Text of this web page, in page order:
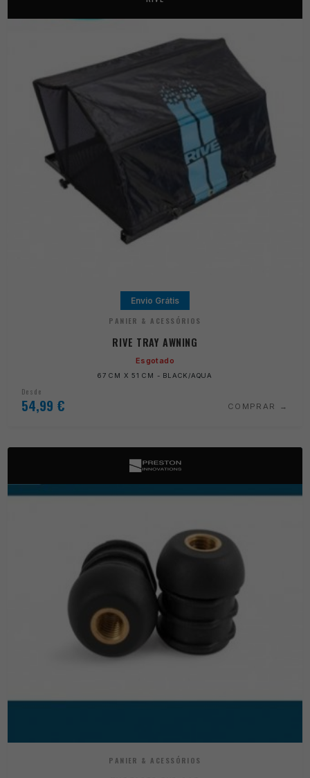
Envio Grátis
PANIER & ACESSÓRIOS
RIVE TRAY AWNING
Esgotado
67 CM X 51 CM - BLACK/AQUA
Desde
54,99 € COMPRAR
PANIER & ACESSÓRIOS